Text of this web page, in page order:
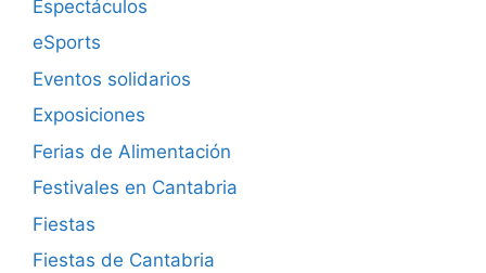
Espectáculos
eSports
Eventos solidarios
Exposiciones
Ferias de Alimentación
Festivales en Cantabria
Fiestas
Fiestas de Cantabria